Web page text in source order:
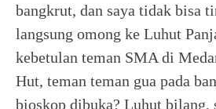
bangkrut, dan saya tidak bisa
langsung omong ke Luhut
kebetulan teman SMA di
Hut, teman teman gua pada
bioskop dibuka? Luhut bilang,